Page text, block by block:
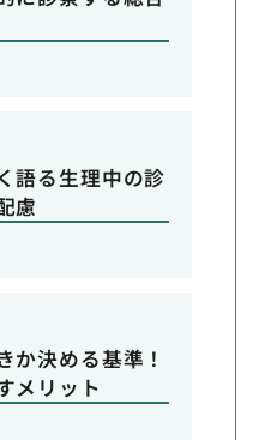
語る生理中の診
慮
か決める基準！
メリット